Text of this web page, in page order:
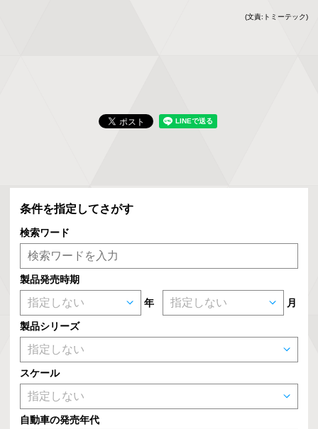
(文責:トミーテック)
条件を指定してさがす
検索ワード
製品発売時期
年 月
製品シリーズ
スケール
自動車の発売年代